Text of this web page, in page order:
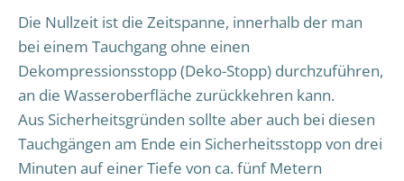
Die Nullzeit ist die Zeitspanne, innerhalb der man
bei einem Tauchgang ohne einen
Dekompressionsstopp (Deko-Stopp) durchzuführen,
an die Wasseroberfläche zurückkehren kann.
Aus Sicherheitsgründen sollte aber auch bei diesen
Tauchgängen am Ende ein Sicherheitsstopp von drei
Minuten auf einer Tiefe von ca. fünf Metern